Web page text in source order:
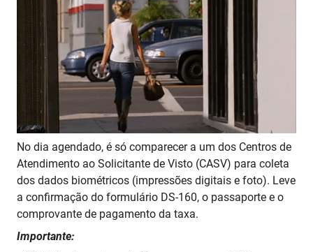
No dia agendado, é só comparecer a um dos Centros de
Atendimento ao Solicitante de Visto (CASV) para coleta
dos dados biométricos (impressões digitais e foto). Leve
a confirmação do formulário DS-160, o passaporte e o
comprovante de pagamento da taxa.
Importante: